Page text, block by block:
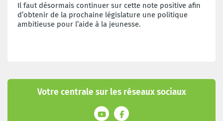
Il faut désormais continuer sur cette note positive afin
d’obtenir de la prochaine législature une politique
ambitieuse pour l’aide à la jeunesse.
Votre centrale sur les réseaux sociaux